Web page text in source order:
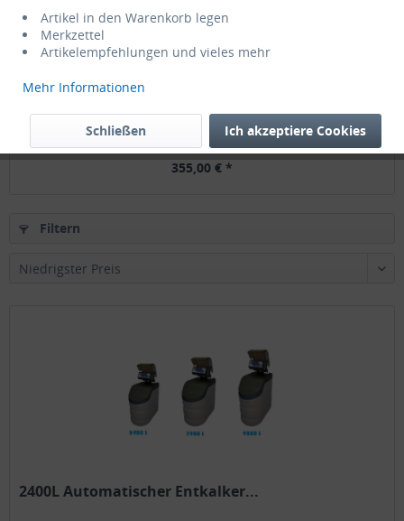
2400L Automatischer Entkalker...
355,00 € *
Filtern
2400L Automatischer Entkalker...
Artikel in den Warenkorb legen
Merkzettel
Artikelempfehlungen und vieles mehr
Mehr Informationen
Ich akzeptiere Cookies
Schließen